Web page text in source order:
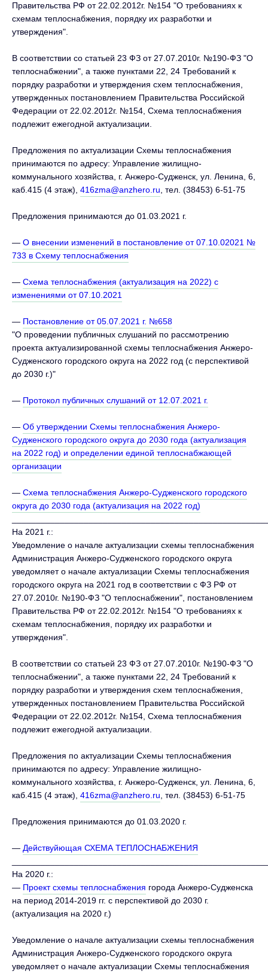
Правительства РФ от 22.02.2012г. №154 "О требованиях к
схемам теплоснабжения, порядку их разработки и
утверждения".
В соответствии со статьей 23 ФЗ от 27.07.2010г. №190-ФЗ "О
теплоснабжении", а также пунктами 22, 24 Требований к
порядку разработки и утверждения схем теплоснабжения,
утвержденных постановлением Правительства Российской
Федерации от 22.02.2012г. №154, Схема теплоснабжения
подлежит ежегодной актуализации.
Предложения по актуализации Схемы теплоснабжения
принимаются по адресу: Управление жилищно-
коммунального хозяйства, г. Анжеро-Судженск, ул. Ленина, 6,
каб.415 (4 этаж), 416zma@anzhero.ru , тел. (38453) 6-51-75
Предложения принимаются до 01.03.2021 г.
— О внесении изменений в постановление от 07.10.02021 №
733 в Схему теплоснабжения
— Схема теплоснабжения (актуализация на 2022) с
изменениями от 07.10.2021
— Постановление от 05.07.2021 г. №658
"О проведении публичных слушаний по рассмотрению
проекта актуализированной схемы теплоснабжения Анжеро-
Судженского городского округа на 2022 год (с перспективой
до 2030 г.)"
— Протокол публичных слушаний от 12.07.2021 г.
— Об утверждении Схемы теплоснабжения Анжеро-
Судженского городского округа до 2030 года (актуализация
на 2022 год) и определении единой теплоснабжающей
организации
— Схема теплоснабжения Анжеро-Судженского городского
округа до 2030 года (актуализация на 2022 год)
На 2021 г.:
Уведомление о начале актуализации схемы теплоснабжения
Администрация Анжеро-Судженского городского округа
уведомляет о начале актуализации Схемы теплоснабжения
городского округа на 2021 год в соответствии с ФЗ РФ от
27.07.2010г. №190-ФЗ "О теплоснабжении", постановлением
Правительства РФ от 22.02.2012г. №154 "О требованиях к
схемам теплоснабжения, порядку их разработки и
утверждения".
В соответствии со статьей 23 ФЗ от 27.07.2010г. №190-ФЗ "О
теплоснабжении", а также пунктами 22, 24 Требований к
порядку разработки и утверждения схем теплоснабжения,
утвержденных постановлением Правительства Российской
Федерации от 22.02.2012г. №154, Схема теплоснабжения
подлежит ежегодной актуализации.
Предложения по актуализации Схемы теплоснабжения
принимаются по адресу: Управление жилищно-
коммунального хозяйства, г. Анжеро-Судженск, ул. Ленина, 6,
каб.415 (4 этаж), 416zma@anzhero.ru , тел. (38453) 6-51-75
Предложения принимаются до 01.03.2020 г.
— Действуйющая СХЕМА ТЕПЛОСНАБЖЕНИЯ
На 2020 г.:
— Проект схемы теплоснабжения города Анжеро-Судженска
на период 2014-2019 гг. с перспективой до 2030 г.
(актуализация на 2020 г.)
Уведомление о начале актуализации схемы теплоснабжения
Администрация Анжеро-Судженского городского округа
уведомляет о начале актуализации Схемы теплоснабжения